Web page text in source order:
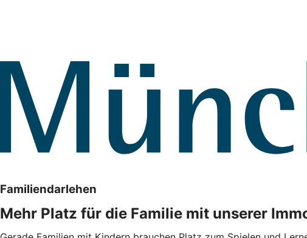
Familiendarlehen
Mehr Platz für die Familie mit unserer